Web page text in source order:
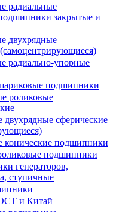
радиальные
закрытые и
двухрядные
радиально-упорные
подшипники
роликовые
двухрядные сферические
конические подшипники
подшипники
генераторов,
ступичные
и Китай